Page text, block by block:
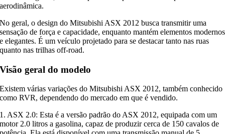
aerodinâmica.
No geral, o design do Mitsubishi ASX 2012 busca transmitir uma
sensação de força e capacidade, enquanto mantém elementos modernos
e elegantes. É um veículo projetado para se destacar tanto nas ruas
quanto nas trilhas off-road.
Visão geral do modelo
Existem várias variações do Mitsubishi ASX 2012, também conhecido
como RVR, dependendo do mercado em que é vendido.
1. ASX 2.0: Esta é a versão padrão do ASX 2012, equipada com um
motor 2.0 litros a gasolina, capaz de produzir cerca de 150 cavalos de